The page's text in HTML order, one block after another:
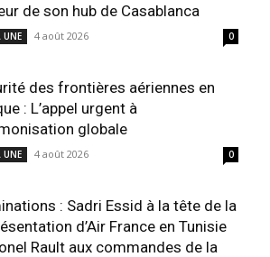
de son hub de Casablanca
UNE 4 août 2026 0
des frontières aériennes en
: L’appel urgent à
globale
UNE 4 août 2026 0
: Sadri Essid à la tête de la
d’Air France en Tunisie
Rault aux commandes de la